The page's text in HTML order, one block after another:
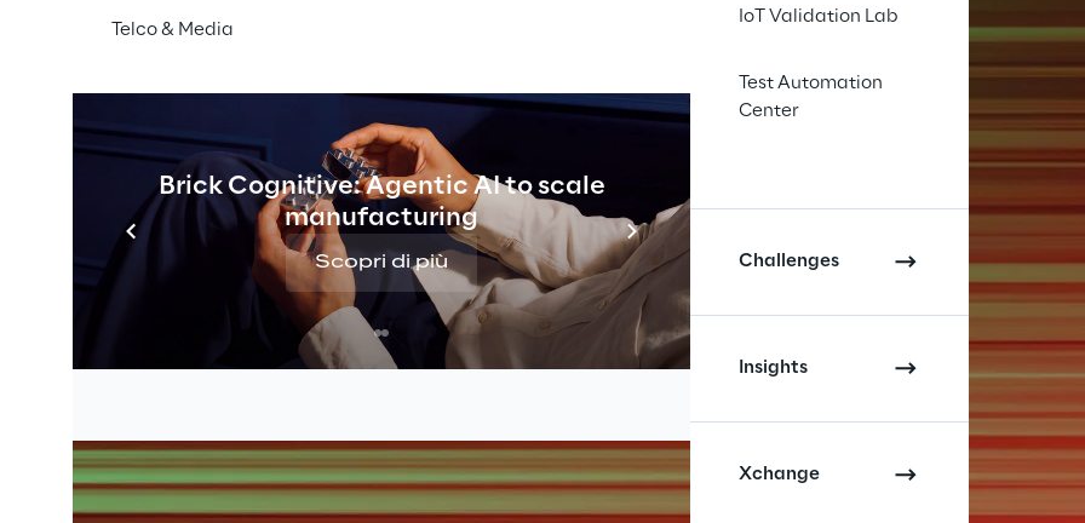
Telco & Media
Brick Cognitive: Agentic AI to scale
manufacturing
Scopri di più
IoT Validation Lab
Test Automation
Center
Challenges
Insights
Xchange